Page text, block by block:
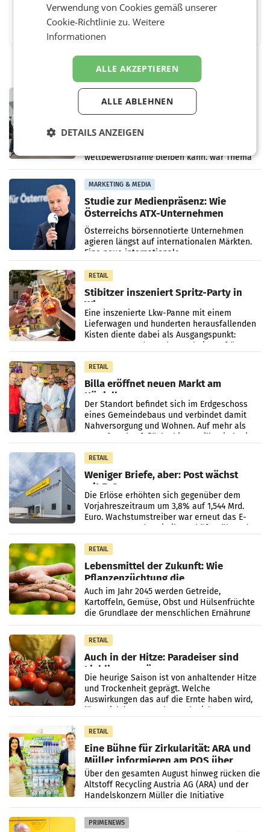
Messenger LinkedInXING
Alpacem und Politik im Austausch
Energiepreise
– Wie die Zement- und Betonproduktion ihre
wettbewerbsfähig bleiben kann, war Thema
eines Treffens zwischen Staatssekretärin
Elisabeth
MARKETING & MEDIA
Studie zur Medienpräsenz: Wie
Österreichs ATX-Unternehmen
international wahrgenommen
werden
Österreichs börsennotierte Unternehmen
agieren längst auf internationalen Märkten.
Eine neue internationale
Medienresonanzanalyse untersucht die
weltweite Berichterstattung über
RETAIL
Stibitzer inszeniert Spritz-Party in
Wien
Eine inszenierte Lkw-Panne mit einem
Lieferwagen und hunderten herausfallenden
Kisten diente dabei als Ausgangspunkt:
Passanten wurden gebeten, beim Aufräumen
RETAIL
Billa eröffnet neuen Markt am
Küniglberg
Der Standort befindet sich im Erdgeschoss
eines Gemeindebaus und verbindet damit
Nahversorgung und Wohnen. Auf mehr als
330 m² Verkaufsfläche bietet Billa ein breites
RETAIL
Weniger Briefe, aber: Post wächst
mit E-Commerce
Die Erlöse erhöhten sich gegenüber dem
Vorjahreszeitraum um 3,8% auf 1,544 Mrd.
Euro. Wachstumstreiber war erneut das E-
Commerce- und Logistikgeschäft, während
RETAIL
Lebensmittel der Zukunft: Wie
Pflanzenzüchtung die
Ernährungssicherheit sichert
Auch im Jahr 2045 werden Getreide,
Kartoffeln, Gemüse, Obst und Hülsenfrüchte
die Grundlage der menschlichen Ernährung
bilden. Allerdings verändern sich die
Eigenschaften der Pflanzen
RETAIL
Auch in der Hitze: Paradeiser sind
Lieblingsgemüse
Die heurige Saison ist von anhaltender Hitze
und Trockenheit geprägt. Welche
Auswirkungen das auf die Ernte haben wird,
lässt sich laut Branche noch nicht
RETAIL
Eine Bühne für Zirkularität: ARA und
Müller informieren am POS über
Kreislauffähigkeit
Über den gesamten August hinweg rücken die
Altstoff Recycling Austria AG (ARA) und der
Handelskonzern Müller die Initiative
„Kreislauf-Helden“ in allen österreichischen
Müller-Filialen
PRIMENEWS
Verwendung von Cookies gemäß unserer
Cookie-Richtlinie zu.Weitere
Informationen
ALLE AKZEPTIEREN
ALLE ABLEHNEN
DETAILS ANZEIGEN